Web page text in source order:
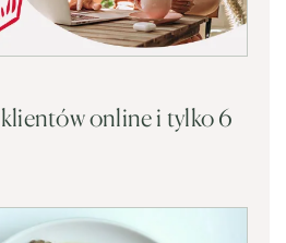
online i tylko 6